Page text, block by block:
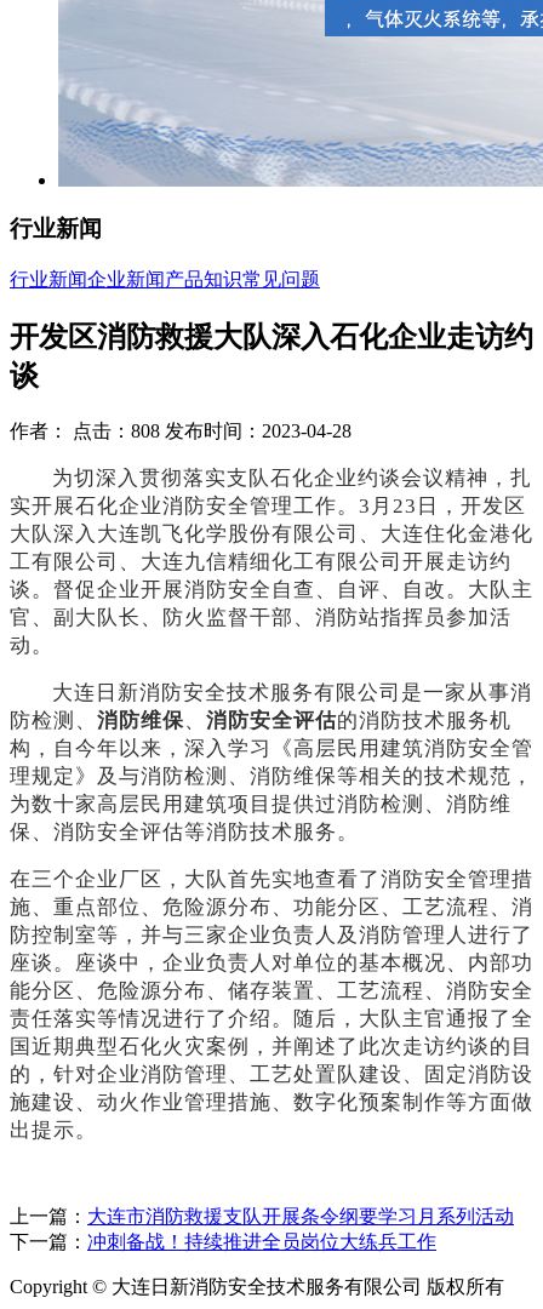
行业新闻
行业新闻企业新闻产品知识常见问题
开发区消防救援大队深入石化企业走访约
谈
作者： 点击：808 发布时间：2023-04-28
为切深入贯彻落实支队石化企业约谈会议精神，扎
实开展石化企业消防安全管理工作。 3月23日，开发区
大队深入大连凯飞化学股份有限公司、大连住化金港化
工有限公司、大连九信精细化工有限公司开展走访约
谈。督促企业开展消防安全自查、自评、自改。大队主
官、副大队长、防火监督干部、消防站指挥员参加活
动。
大连日新消防安全技术服务有限公司是一家从事消
防检测、 消防维保、 消防安全评估的消防技术服务机
构，自今年以来，深入学习《高层民用建筑消防安全管
理规定》及与消防检测、消防维保等相关的技术规范，
为数十家高层民用建筑项目提供过消防检测、消防维
保、消防安全评估等消防技术服务。
在三个企业厂区，大队首先实地查看了消防安全管理措
施、重点部位、危险源分布、功能分区、工艺流程、消
防控制室等，并与三家企业负责人及消防管理人进行了
座谈。座谈中，企业负责人对单位的基本概况、内部功
能分区、危险源分布、储存装置、工艺流程、消防安全
责任落实等情况进行了介绍。随后，大队主官通报了全
国近期典型石化火灾案例，并阐述了此次走访约谈的目
的，针对企业消防管理、工艺处置队建设、固定消防设
施建设、动火作业管理措施、数字化预案制作等方面做
出提示。
上一篇： 大连市消防救援支队开展条令纲要学习月系列活动
下一篇： 冲刺备战！持续推进全员岗位大练兵工作
Copyright © 大连日新消防安全技术服务有限公司 版权所有